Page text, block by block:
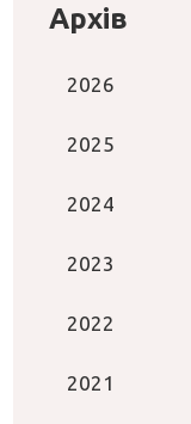
Архів
2026
2025
2024
2023
2022
2021